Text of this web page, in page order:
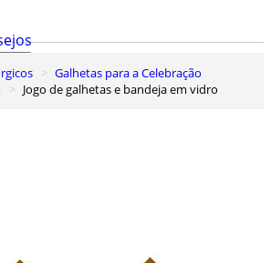
Galhetas para a Celebração
Jogo de galhetas e bandeja em vidro